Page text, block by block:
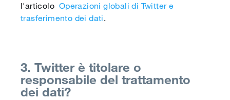
l'articolo Operazioni globali di Twitter e
trasferimento dei dati.
3. Twitter è titolare o
responsabile del trattamento
dei dati?